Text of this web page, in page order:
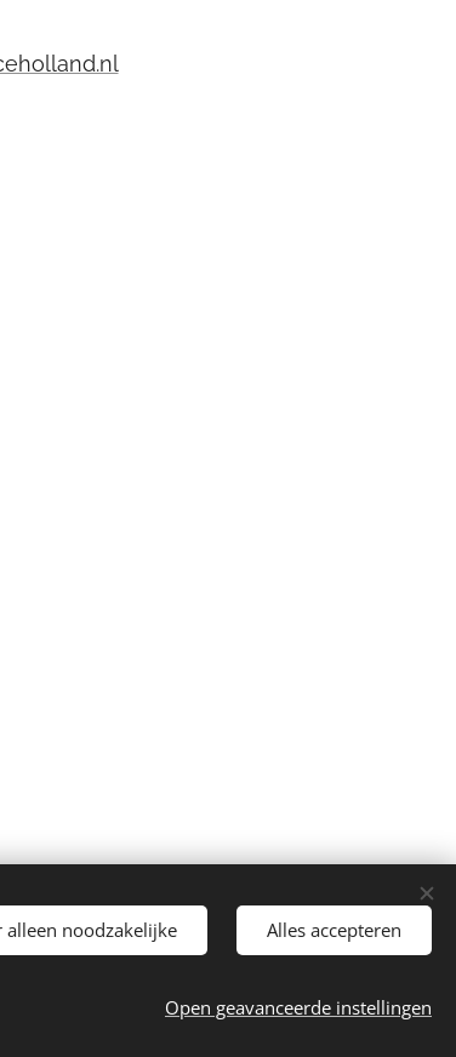
Talen
alleen noodzakelijke Alles accepteren
Open geavanceerde instellingen